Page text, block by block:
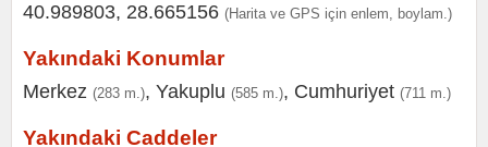
40.989803, 28.665156 (Harita ve GPS için enlem, boylam.)
Yakındaki Konumlar
Merkez (283 m.), Yakuplu (585 m.), Cumhuriyet (711 m.)
Yakındaki Caddeler